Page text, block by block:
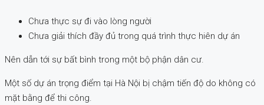
Chưa thực sự đi vào lòng người
Chưa giải thích đầy đủ trong quá trình thực hiên dự án
Nên dẫn tới sự bất bình trong một bộ phận dân cư.
Một số dự án trọng điểm tại Hà Nội bị chậm tiến độ do không có
mặt bằng để thi công.